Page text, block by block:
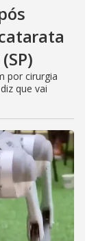
por cirurgia
que vai